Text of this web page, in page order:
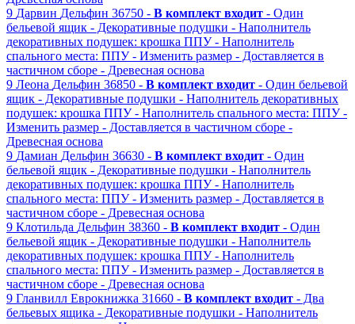
9 Дарвин Дельфин 36750 - В комплект входит - Один
бельевой ящик - Декоративные подушки - Наполнитель
декоративных подушек: крошка ППУ - Наполнитель
спального места: ППУ - Изменить размер - Доставляется в
частичном сборе - Древесная основа
9 Леона Дельфин 36850 - В комплект входит - Один бельевой
ящик - Декоративные подушки - Наполнитель декоративных
подушек: крошка ППУ - Наполнитель спального места: ППУ -
Изменить размер - Доставляется в частичном сборе -
Древесная основа
9 Дамиан Дельфин 36630 - В комплект входит - Один
бельевой ящик - Декоративные подушки - Наполнитель
декоративных подушек: крошка ППУ - Наполнитель
спального места: ППУ - Изменить размер - Доставляется в
частичном сборе - Древесная основа
9 Клотильда Дельфин 38360 - В комплект входит - Один
бельевой ящик - Декоративные подушки - Наполнитель
декоративных подушек: крошка ППУ - Наполнитель
спального места: ППУ - Изменить размер - Доставляется в
частичном сборе - Древесная основа
9 Гланвилл Еврокнижка 31660 - В комплект входит - Два
бельевых ящика - Декоративные подушки - Наполнитель